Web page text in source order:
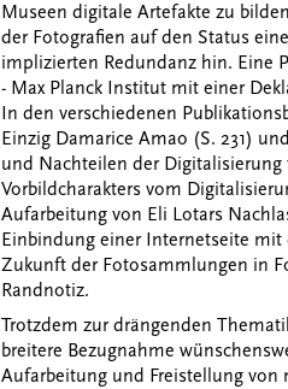
Museen digitale Artefakte zu
der Fotografien auf den Status
implizierten Redundanz hin. Eine
- Max Planck Institut mit einer
In den verschiedenen
Einzig Damarice Amao (S. 231)
und Nachteilen der
Vorbildcharakters vom
Aufarbeitung von Eli Lotars
Einbindung einer Internetseite
Zukunft der Fotosammlungen in
Randnotiz.
Trotzdem zur drängenden
breitere Bezugnahme
Aufarbeitung und Freistellung